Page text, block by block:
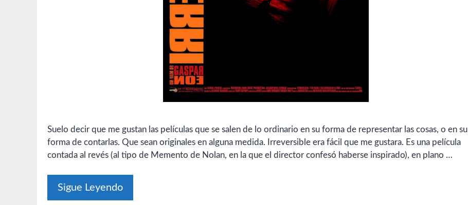
Suelo decir que me gustan las películas que se salen de lo ordinario en su forma de representar las cosas, o en su
forma de contarlas. Que sean originales en alguna medida. Irreversible era fácil que me gustara. Es una película
contada al revés (al tipo de Memento de Nolan, en la que el director confesó haberse inspirado), en plano …
Sigue Leyendo